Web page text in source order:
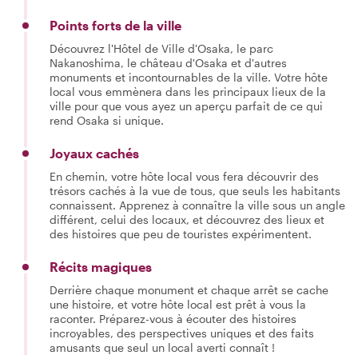
Points forts de la ville
Découvrez l'Hôtel de Ville d'Osaka, le parc
Nakanoshima, le château d'Osaka et d'autres
monuments et incontournables de la ville. Votre hôte
local vous emmènera dans les principaux lieux de la
ville pour que vous ayez un aperçu parfait de ce qui
rend Osaka si unique.
Joyaux cachés
En chemin, votre hôte local vous fera découvrir des
trésors cachés à la vue de tous, que seuls les habitants
connaissent. Apprenez à connaître la ville sous un angle
différent, celui des locaux, et découvrez des lieux et
des histoires que peu de touristes expérimentent.
Récits magiques
Derrière chaque monument et chaque arrêt se cache
une histoire, et votre hôte local est prêt à vous la
raconter. Préparez-vous à écouter des histoires
incroyables, des perspectives uniques et des faits
amusants que seul un local averti connaît !